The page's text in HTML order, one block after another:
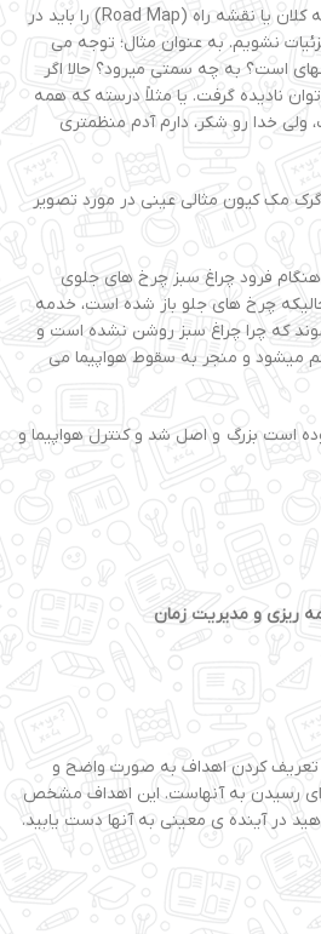
در فصول مختلف زندگی، نقشه کلان یا نقشه راه (Road Map) را باید در
نشویم. به عنوان مثال؛ توجه می
است؟ به چه سمتی میرود؟ حالا اگر
نادیده گرفت. یا مثلاً درسته که همه
ولی خدا رو شکر، دارم آدم منظمتری
مک کیون مثالی عینی در مورد تصویر
فرود چراغ سبز چرخ های جلوی
چرخ های جلو باز شده است، خدمه
که چرا چراغ سبز روشن نشده است و
کم میشود و منجر به سقوط هواپیما می
است بزرگ و اصل شد و کنترل هواپیما و
ریزی و مدیریت زمان
تعریف کردن اهداف به صورت واضح و
رسیدن به آنهاست. این اهداف مشخص
در آینده ی معینی به آنها دست یابید.